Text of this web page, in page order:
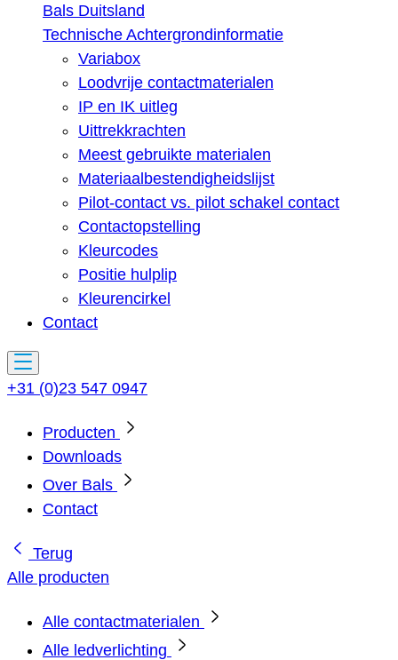
Bals Duitsland
Technische Achtergrondinformatie
Variabox
Loodvrije contactmaterialen
IP en IK uitleg
Uittrekkrachten
Meest gebruikte materialen
Materiaalbestendigheidslijst
Pilot-contact vs. pilot schakel contact
Contactopstelling
Kleurcodes
Positie hulplip
Kleurencirkel
Contact
+31 (0)23 547 0947
Producten
Downloads
Over Bals
Contact
Terug
Alle producten
Alle contactmaterialen
Alle ledverlichting